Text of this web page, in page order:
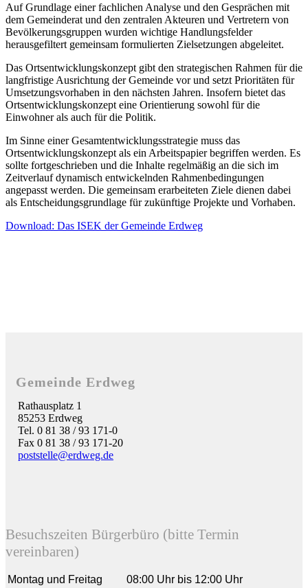
Auf Grundlage einer fachlichen Analyse und den Gesprächen mit
dem Gemeinderat und den zentralen Akteuren und Vertretern von
Bevölkerungsgruppen wurden wichtige Handlungsfelder
herausgefiltert gemeinsam formulierten Zielsetzungen abgeleitet.
Das Ortsentwicklungskonzept gibt den strategischen Rahmen für die
langfristige Ausrichtung der Gemeinde vor und setzt Prioritäten für
Umsetzungsvorhaben in den nächsten Jahren. Insofern bietet das
Ortsentwicklungskonzept eine Orientierung sowohl für die
Einwohner als auch für die Politik.
Im Sinne einer Gesamtentwicklungsstrategie muss das
Ortsentwicklungskonzept als ein Arbeitspapier begriffen werden. Es
sollte fortgeschrieben und die Inhalte regelmäßig an die sich im
Zeitverlauf dynamisch entwickelnden Rahmenbedingungen
angepasst werden. Die gemeinsam erarbeiteten Ziele dienen dabei
als Entscheidungsgrundlage für zukünftige Projekte und Vorhaben.
Download: Das ISEK der Gemeinde Erdweg
Gemeinde Erdweg
Rathausplatz 1
85253 Erdweg
Tel. 0 81 38 / 93 171-0
Fax 0 81 38 / 93 171-20
poststelle@erdweg.de
Besuchszeiten Bürgerbüro (bitte Termin
vereinbaren)
Montag und Freitag
08:00 Uhr bis 12:00 Uhr